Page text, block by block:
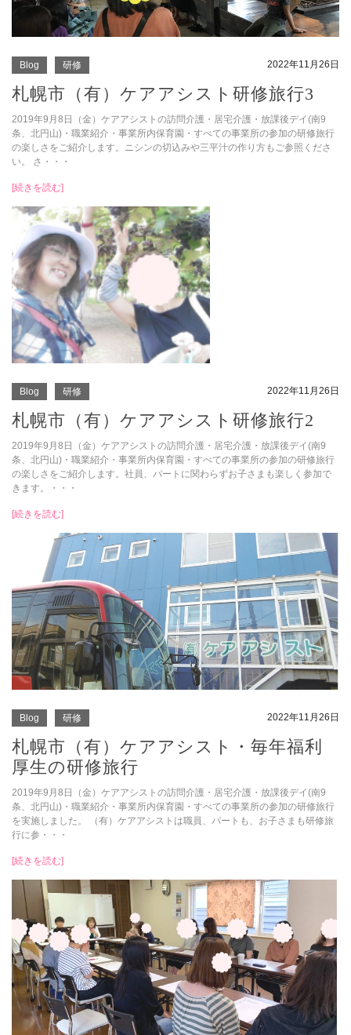
Blog 研修 2022年11月26日
札幌市（有）ケアアシスト研修旅行3
2019年9月8日（金）ケアアシストの訪問介護・居宅介護・放課後デイ(南9
条、北円山)・職業紹介・事業所内保育園・すべての事業所の参加の研修旅行
の楽しさをご紹介します。ニシンの切込みや三平汁の作り方もご参照くださ
い。 さ・・・
[続きを読む]
Blog 研修 2022年11月26日
札幌市（有）ケアアシスト研修旅行2
2019年9月8日（金）ケアアシストの訪問介護・居宅介護・放課後デイ(南9
条、北円山)・職業紹介・事業所内保育園・すべての事業所の参加の研修旅行
の楽しさをご紹介します。社員、パートに関わらずお子さまも楽しく参加で
きます。・・・
[続きを読む]
Blog 研修 2022年11月26日
札幌市（有）ケアアシスト・毎年福利
厚生の研修旅行
2019年9月8日（金）ケアアシストの訪問介護・居宅介護・放課後デイ(南9
条、北円山)・職業紹介・事業所内保育園・すべての事業所の参加の研修旅行
を実施しました。 （有）ケアアシストは職員、パートも、お子さまも研修旅
行に参・・・
[続きを読む]